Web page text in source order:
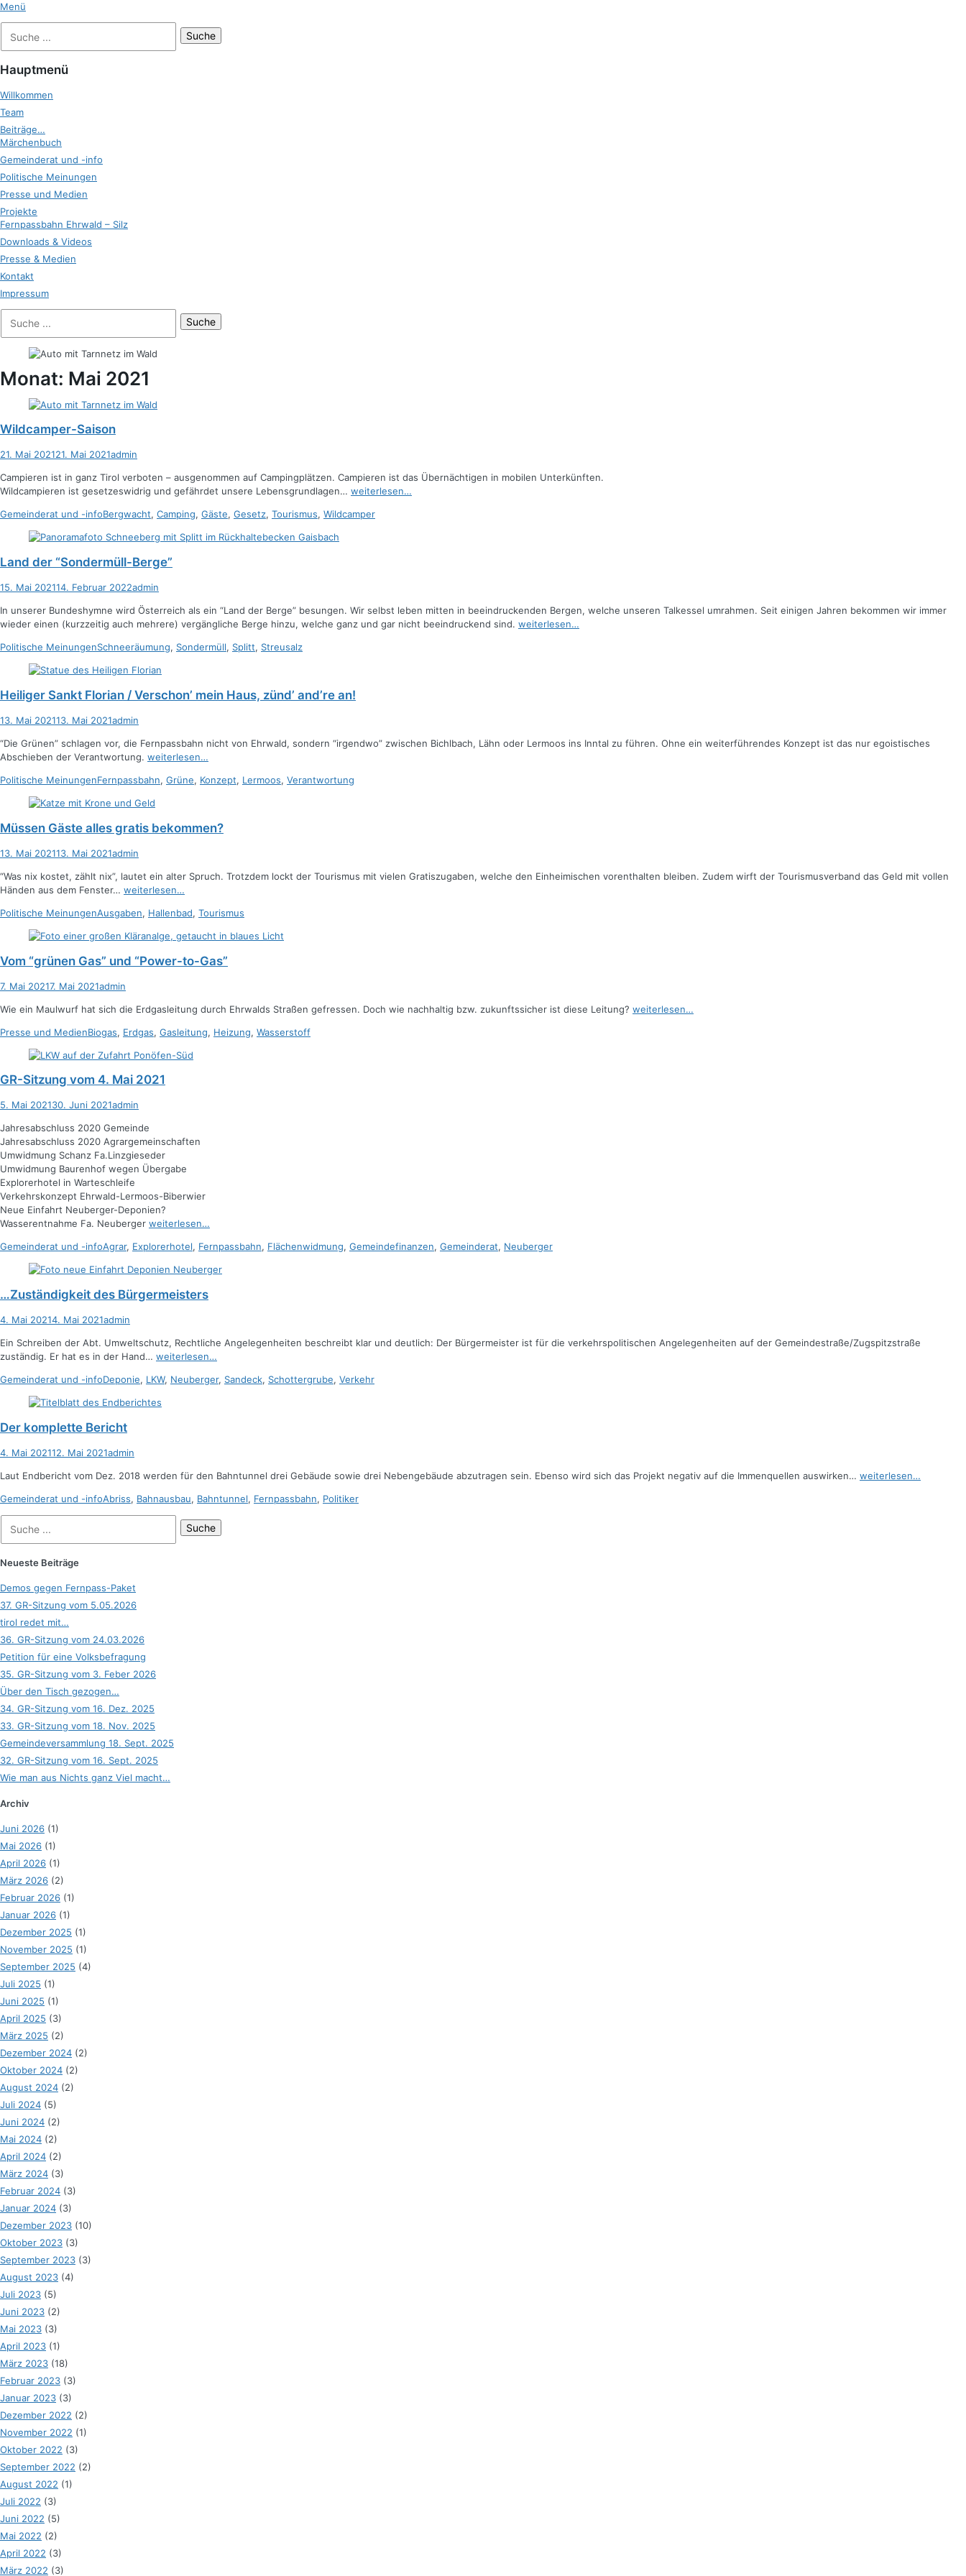
Zum
springen
Menü
nach:
Hauptmenü
Willkommen
Team
Beiträge…
Märchenbuch
Gemeinderat und -info
Politische Meinungen
Presse und Medien
Projekte
Fernpassbahn Ehrwald – Silz
Downloads & Videos
Presse & Medien
Kontakt
Impressum
der
Suche
nach:
Monat: Mai 2021
Wildcamper-Saison
Posted
21. Mai 202121. Mai 2021Autor
admin
Campieren ist in ganz Tirol verboten – ausgenommen auf Campingplätzen. Campieren ist das Übernächtigen in mobilen Unterkünften.
Wildcampieren ist gesetzeswidrig und gefährdet unsere Lebensgrundlagen… weiterlesen…
Kategorien
Gemeinderat und -infoSchlagworte
Bergwacht, Camping, Gäste, Gesetz, Tourismus, Wildcamper
Land der “Sondermüll-Berge”
Posted
15. Mai 202114. Februar 2022Autor
admin
In unserer Bundeshymne wird Österreich als ein “Land der Berge” besungen. Wir selbst leben mitten in beeindruckenden Bergen, welche unseren Talkessel umrahmen. Seit einigen Jahren bekommen wir immer
wieder einen (kurzzeitig auch mehrere) vergängliche Berge hinzu, welche ganz und gar nicht beeindruckend sind. weiterlesen…
Kategorien
Politische MeinungenSchlagworte
Schneeräumung, Sondermüll, Splitt, Streusalz
Heiliger Sankt Florian / Verschon’ mein Haus, zünd’ and’re an!
Posted
13. Mai 202113. Mai 2021Autor
admin
“Die Grünen” schlagen vor, die Fernpassbahn nicht von Ehrwald, sondern “irgendwo” zwischen Bichlbach, Lähn oder Lermoos ins Inntal zu führen. Ohne ein weiterführendes Konzept ist das nur egoistisches
Abschieben der Verantwortung. weiterlesen…
Kategorien
Politische MeinungenSchlagworte
Fernpassbahn, Grüne, Konzept, Lermoos, Verantwortung
Müssen Gäste alles gratis bekommen?
Posted
13. Mai 202113. Mai 2021Autor
admin
“Was nix kostet, zählt nix”, lautet ein alter Spruch. Trotzdem lockt der Tourismus mit vielen Gratiszugaben, welche den Einheimischen vorenthalten bleiben. Zudem wirft der Tourismusverband das Geld mit vollen
Händen aus dem Fenster… weiterlesen…
Kategorien
Politische MeinungenSchlagworte
Ausgaben, Hallenbad, Tourismus
Vom “grünen Gas” und “Power-to-Gas”
Posted
7. Mai 20217. Mai 2021Autor
admin
Wie ein Maulwurf hat sich die Erdgasleitung durch Ehrwalds Straßen gefressen. Doch wie nachhaltig bzw. zukunftssicher ist diese Leitung? weiterlesen…
Kategorien
Presse und MedienSchlagworte
Biogas, Erdgas, Gasleitung, Heizung, Wasserstoff
GR-Sitzung vom 4. Mai 2021
Posted
5. Mai 202130. Juni 2021Autor
admin
Jahresabschluss 2020 Gemeinde
Jahresabschluss 2020 Agrargemeinschaften
Umwidmung Schanz Fa.Linzgieseder
Umwidmung Baurenhof wegen Übergabe
Explorerhotel in Warteschleife
Verkehrskonzept Ehrwald-Lermoos-Biberwier
Neue Einfahrt Neuberger-Deponien?
Wasserentnahme Fa. Neuberger weiterlesen…
Kategorien
Gemeinderat und -infoSchlagworte
Agrar, Explorerhotel, Fernpassbahn, Flächenwidmung, Gemeindefinanzen, Gemeinderat, Neuberger
…Zuständigkeit des Bürgermeisters
Posted
4. Mai 20214. Mai 2021Autor
admin
Ein Schreiben der Abt. Umweltschutz, Rechtliche Angelegenheiten beschreibt klar und deutlich: Der Bürgermeister ist für die verkehrspolitischen Angelegenheiten auf der Gemeindestraße/Zugspitzstraße
zuständig. Er hat es in der Hand… weiterlesen…
Kategorien
Gemeinderat und -infoSchlagworte
Deponie, LKW, Neuberger, Sandeck, Schottergrube, Verkehr
Der komplette Bericht
Posted
4. Mai 202112. Mai 2021Autor
admin
Laut Endbericht vom Dez. 2018 werden für den Bahntunnel drei Gebäude sowie drei Nebengebäude abzutragen sein. Ebenso wird sich das Projekt negativ auf die Immenquellen auswirken… weiterlesen…
Kategorien
Gemeinderat und -infoSchlagworte
Abriss, Bahnausbau, Bahntunnel, Fernpassbahn, Politiker
nach:
Neueste Beiträge
Demos gegen Fernpass-Paket
37. GR-Sitzung vom 5.05.2026
tirol redet mit…
36. GR-Sitzung vom 24.03.2026
Petition für eine Volksbefragung
35. GR-Sitzung vom 3. Feber 2026
Über den Tisch gezogen…
34. GR-Sitzung vom 16. Dez. 2025
33. GR-Sitzung vom 18. Nov. 2025
Gemeindeversammlung 18. Sept. 2025
32. GR-Sitzung vom 16. Sept. 2025
Wie man aus Nichts ganz Viel macht…
Archiv
Juni 2026 (1)
Mai 2026 (1)
April 2026 (1)
März 2026 (2)
Februar 2026 (1)
Januar 2026 (1)
Dezember 2025 (1)
November 2025 (1)
September 2025 (4)
Juli 2025 (1)
Juni 2025 (1)
April 2025 (3)
März 2025 (2)
Dezember 2024 (2)
Oktober 2024 (2)
August 2024 (2)
Juli 2024 (5)
Juni 2024 (2)
Mai 2024 (2)
April 2024 (2)
März 2024 (3)
Februar 2024 (3)
Januar 2024 (3)
Dezember 2023 (10)
Oktober 2023 (3)
September 2023 (3)
August 2023 (4)
Juli 2023 (5)
Juni 2023 (2)
Mai 2023 (3)
April 2023 (1)
März 2023 (18)
Februar 2023 (3)
Januar 2023 (3)
Dezember 2022 (2)
November 2022 (1)
Oktober 2022 (3)
September 2022 (2)
August 2022 (1)
Juli 2022 (3)
Juni 2022 (5)
Mai 2022 (2)
April 2022 (3)
März 2022 (3)